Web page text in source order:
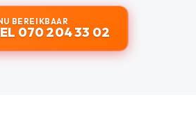
BEREIKBAAR
070 204 33 02